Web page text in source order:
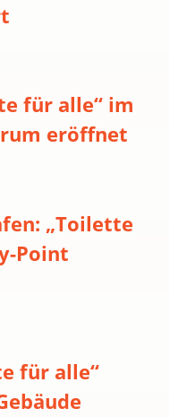
für alle“ im
eröffnet
„Toilette
Point
für alle“